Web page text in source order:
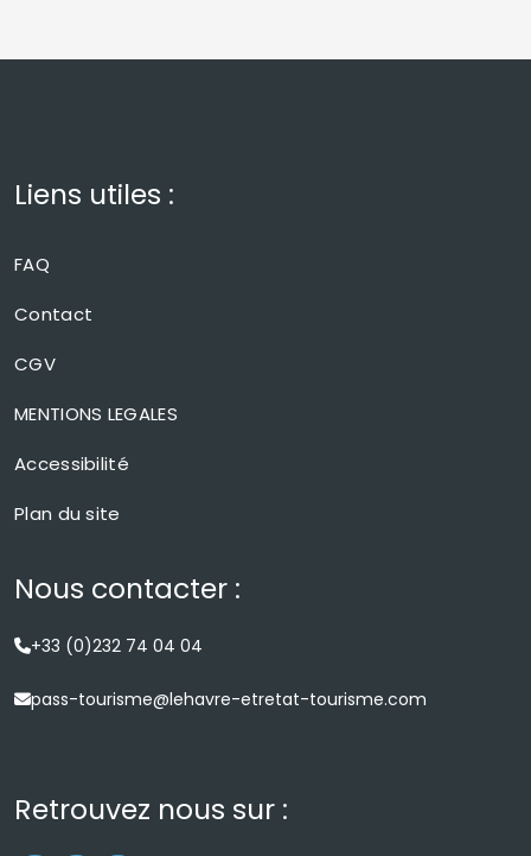
Liens utiles :
FAQ
Contact
CGV
MENTIONS LEGALES
Accessibilité
Plan du site
Nous contacter :
+33 (0)232 74 04 04
pass-tourisme@lehavre-etretat-tourisme.com
Retrouvez nous sur :